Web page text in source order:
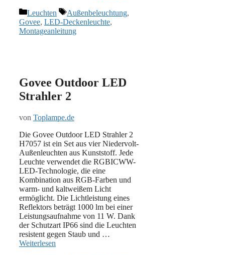
Kategorien
Leuchten Schlagwörter
Außenbeleuchtung,
Govee, LED-Deckenleuchte,
Montageanleitung
Govee Outdoor LED
Strahler 2
von Toplampe.de
Die Govee Outdoor LED Strahler 2
H7057 ist ein Set aus vier Niedervolt-
Außenleuchten aus Kunststoff. Jede
Leuchte verwendet die RGBICWW-
LED-Technologie, die eine
Kombination aus RGB-Farben und
warm- und kaltweißem Licht
ermöglicht. Die Lichtleistung eines
Reflektors beträgt 1000 lm bei einer
Leistungsaufnahme von 11 W. Dank
der Schutzart IP66 sind die Leuchten
resistent gegen Staub und …
Weiterlesen